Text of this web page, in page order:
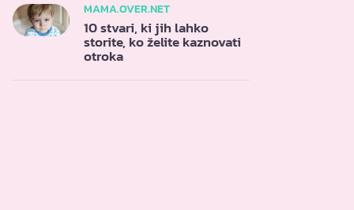
MAMA.OVER.NET
10 stvari, ki jih lahko
storite, ko želite kaznovati
otroka